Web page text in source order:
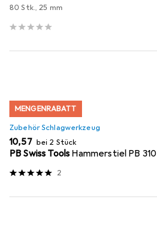
80 Stk., 25 mm
MENGENRABATT
Zubehör Schlagwerkzeug
EUR
10,57 bei 2 Stück
PB Swiss Tools Hammerstiel PB 310
2